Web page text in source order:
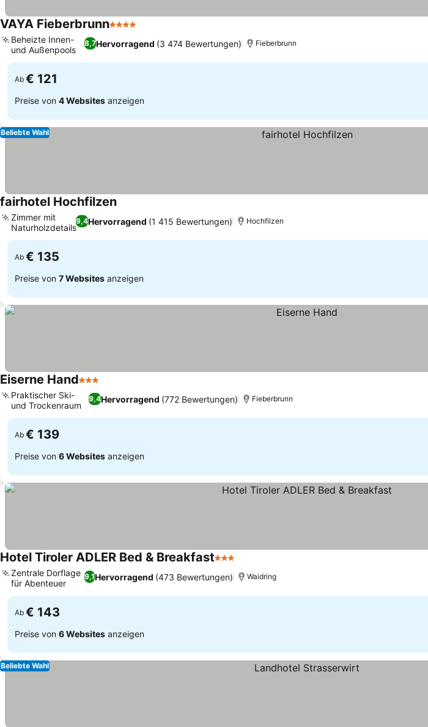
VAYA Fieberbrunn4 Sterne
8,7Hervorragend (3 474 Bewertungen)
Beheizte Innen-
und Außenpools
Fieberbrunn
Ab € 121
Preise von 4 Websites anzeigen
Beliebte Wahl
fairhotel HochfilzenPreise sehen
9,4Hervorragend (1 415 Bewertungen)
Zimmer mit
Naturholzdetails
Hochfilzen
Ab € 135
Preise von 7 Websites anzeigen
Eiserne Hand3 Sterne
9,4Hervorragend (772 Bewertungen)
Praktischer Ski-
und Trockenraum
Fieberbrunn
Ab € 139
Preise von 6 Websites anzeigen
Hotel Tiroler ADLER Bed & Breakfast3 Sterne
9,1Hervorragend (473 Bewertungen)
Zentrale Dorflage
für Abenteuer
Waidring
Ab € 143
Preise von 6 Websites anzeigen
Beliebte Wahl